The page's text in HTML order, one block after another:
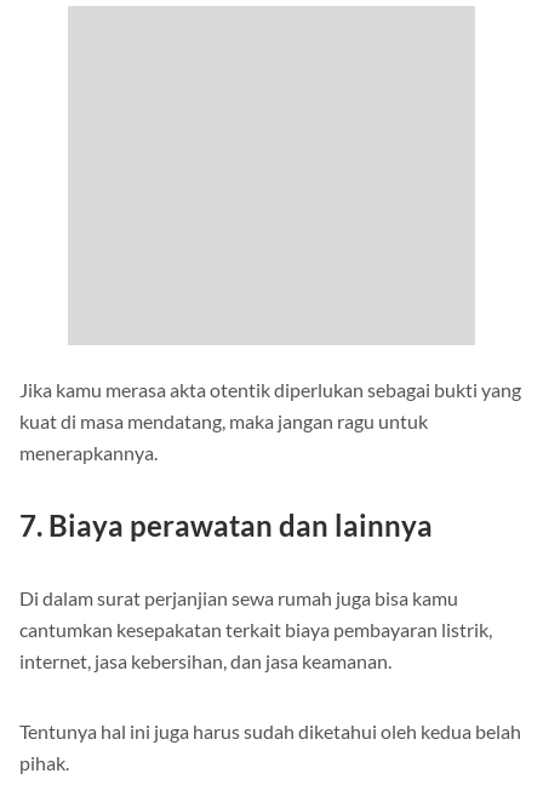
Jika kamu merasa akta otentik diperlukan sebagai bukti yang
kuat di masa mendatang, maka jangan ragu untuk
menerapkannya.
7. Biaya perawatan dan lainnya
Di dalam surat perjanjian sewa rumah juga bisa kamu
cantumkan kesepakatan terkait biaya pembayaran listrik,
internet, jasa kebersihan, dan jasa keamanan.
Tentunya hal ini juga harus sudah diketahui oleh kedua belah
pihak.